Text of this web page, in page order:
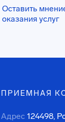
Оставить
оказания услуг
ПРИЕМНАЯ
Адрес 124498,